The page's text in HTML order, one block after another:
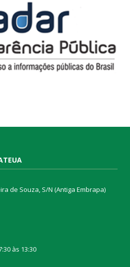
de Souza, S/N (Antiga Embrapa)
às 13:30